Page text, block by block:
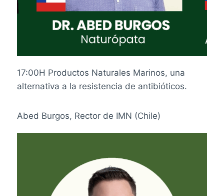
17:00H Productos Naturales Marinos, una
alternativa a la resistencia de antibióticos.
Abed Burgos, Rector de IMN (Chile)